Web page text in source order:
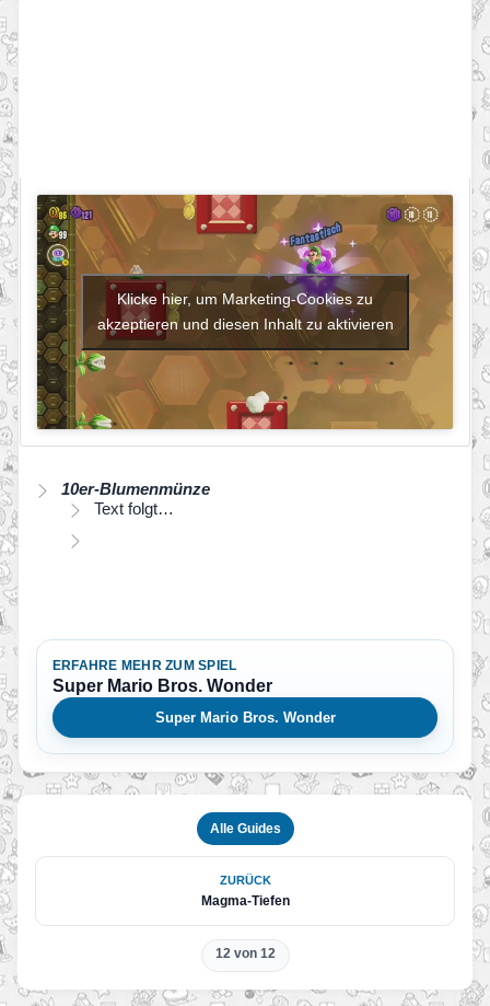
Klicke hier, um Marketing-Cookies zu
akzeptieren und diesen Inhalt zu aktivieren
10er-Blumenmünze
Text folgt…
ERFAHRE MEHR ZUM SPIEL
Super Mario Bros. Wonder
Super Mario Bros. Wonder
Alle Guides
ZURÜCK
Magma-Tiefen
12 von 12